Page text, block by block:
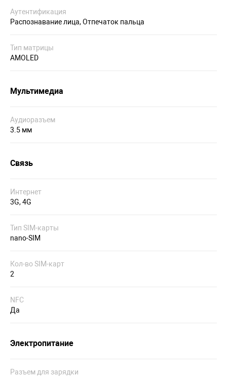
Аутентификация
Распознавание лица, Отпечаток пальца
Тип матрицы
AMOLED
Мультимедиа
Аудиоразъем
3.5 мм
Связь
Интернет
3G, 4G
Тип SIM-карты
nano-SIM
Кол-во SIM-карт
2
NFC
Да
Электропитание
Разъем для зарядки